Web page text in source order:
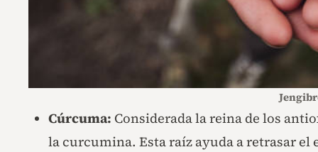
Cúrcuma: Considerada la reina de los
la curcumina. Esta raíz ayuda a retrasar